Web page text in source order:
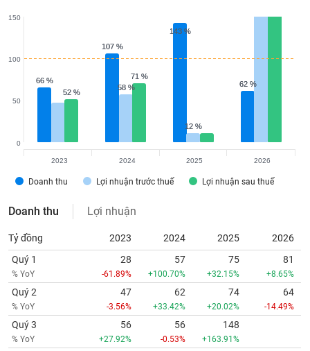
66 %
66 %
107 %
107 %
143 %
143 %
62 %
62 %
58 %
58 %
12 %
12 %
52 %
52 %
71 %
71 %
Doanh thu Lợi nhuận trước thuế Lợi nhuận sau thuế
0
50
100
150
2023 2024 2025 2026
Doanh thu Lợi nhuận
Tỷ đồng 2023 2024 2025
2026
Quý 1
% YoY
28
-61.89%
57
+100.70%
75
+32.15%
81
+8.65%
Quý 2
% YoY
47
-3.56%
62
+33.42%
74
+20.02%
64
-14.49%
Quý 3
% YoY
56
+27.92%
56
-0.53%
148
+163.91%